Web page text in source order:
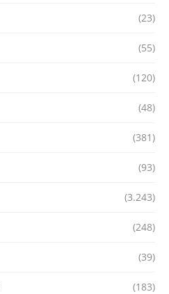
(23)
(55)
(120)
(48)
(381)
(93)
(3.243)
(248)
(39)
(183)